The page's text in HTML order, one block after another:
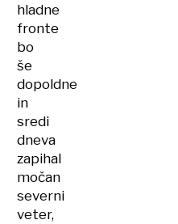
hladne
fronte
bo
še
dopoldne
in
sredi
dneva
zapihal
močan
severni
veter,